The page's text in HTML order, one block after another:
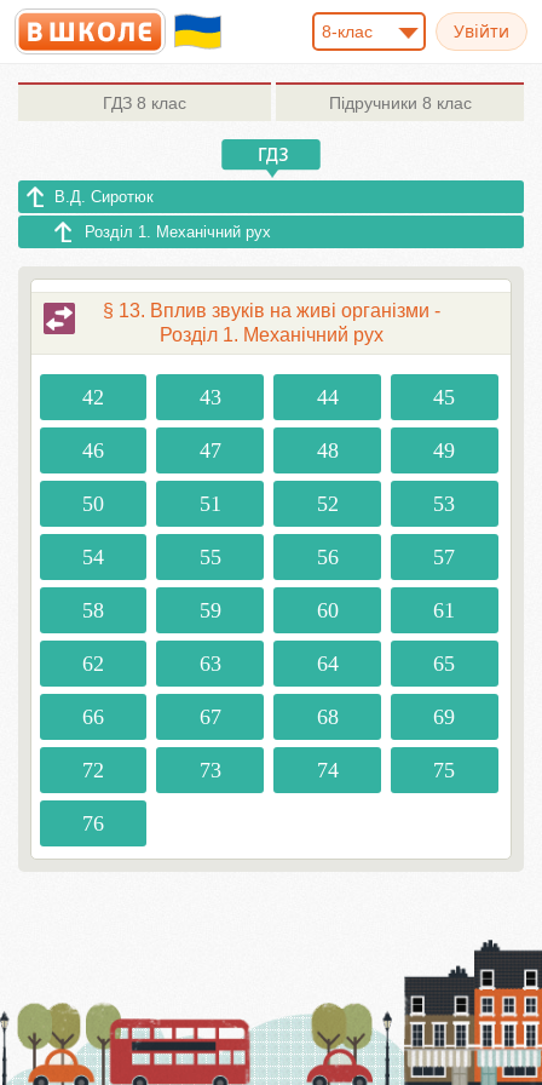
8-клас
ГДЗ 8 клас Підручники 8 клас
В.Д. Сиротюк
Розділ 1. Механічний рух
§ 13. Вплив звуків на живі організми -
Розділ 1. Механічний рух
42 43 44 45
46 47 48 49
50 51 52 53
54 55 56 57
58 59 60 61
62 63 64 65
66 67 68 69
72 73 74 75
76